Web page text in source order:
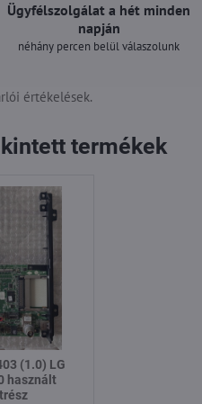
Ügyfélszolgálat a hét minden
napján
néhány percen belül válaszolunk
értékelések.
termékek
(1.0) LG
használt